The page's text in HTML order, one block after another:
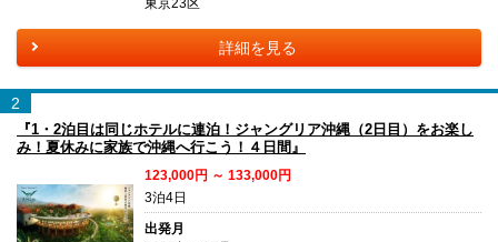
東京23区
詳細を見る
2
『1・2泊目は同じホテルに連泊！ジャングリア沖縄（2日目）をお楽し
み！夏休みに家族で沖縄へ行こう！４日間』
123,000円 ～ 133,000円
3泊4日
出発月